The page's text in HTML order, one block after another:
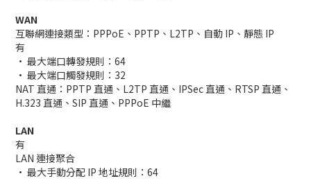
WAN
互聯網連接類型：PPPoE、PPTP、L2TP、自動 IP、靜態 IP
有
• 最大端口轉發規則：64
• 最大端口觸發規則：32
NAT 直通：PPTP 直通、L2TP 直通、IPSec 直通、RTSP 直通、
H.323 直通、SIP 直通、PPPoE 中繼
LAN
有
LAN 連接聚合
• 最大手動分配 IP 地址規則：64